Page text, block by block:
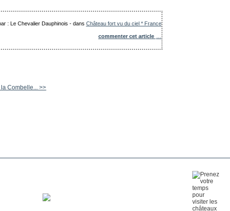
: Le Chevalier Dauphinois -dans Château fort vu du ciel * France
commenter cet article
Combelle... >>